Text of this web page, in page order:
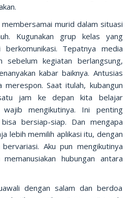
murid dalam situasi
Kugunakan grup kelas yang
Tepatnya media
sebelum kegiatan berlangsung,
kabar baiknya. Antusias
merespon. Saat itulah, kubangun
jam ke depan kita belajar
mengikutinya. Ini penting
bersiap-siap. Dan mengapa
lebih memilih aplikasi itu, dengan
Aku pun mengikutinya
hubungan antara
dengan salam dan berdoa